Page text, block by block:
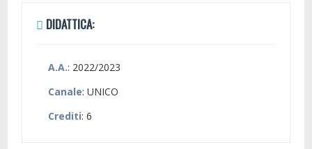
DIDATTICA:
A.A.: 2022/2023
Canale: UNICO
Crediti: 6